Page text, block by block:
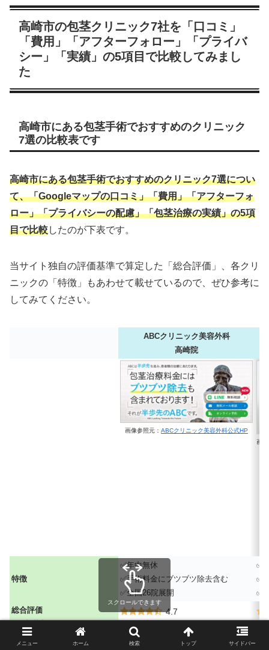
高崎市の包茎クリニック7社を「口コミ」
「費用」「アフターフォロー」「プライバ
シー」「実績」の5項目で比較してみまし
た
高崎市にある包茎手術でおすすめのクリニック
7選の比較表です
高崎市にある包茎手術でおすすめのクリニック7選につい
て、「Googleマップの口コミ」「費用」「アフターフォ
ロー」「プライバシーの配慮」「包茎治療の実績」の5項
目で比較したのが下表です。
当サイト独自の評価基準で算定した「総合評価」、各クリ
ニックの「特徴」もあわせて載せているので、ぜひ参考に
してみてください。
ABCクリニック美容外科
高崎院
画像参照元： ABCクリニック美容外科公式HP
画
特徴
✅年中無休
✅手術料金にブツブツ除去含む
✅全国26院展開
✅
✅
✅
総合評価
4.7
①Googleマップの口コミ評価
スクロールできます
メニュー ホーム 検索 トップ サイドバー